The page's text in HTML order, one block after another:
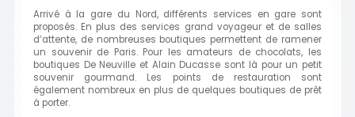
Arrivé à la gare du Nord, différents services en gare sont
proposés. En plus des services grand voyageur et de salles
d’attente, de nombreuses boutiques permettent de ramener
un souvenir de Paris. Pour les amateurs de chocolats, les
boutiques De Neuville et Alain Ducasse sont là pour un petit
souvenir gourmand. Les points de restauration sont
également nombreux en plus de quelques boutiques de prêt
à porter.